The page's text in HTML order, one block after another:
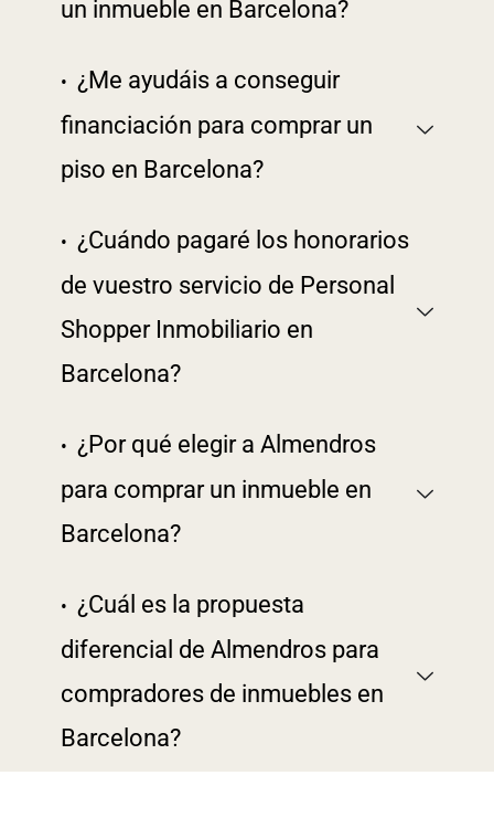
un inmueble en Barcelona?
¿Me ayudáis a conseguir
financiación para comprar un
piso en Barcelona?
¿Cuándo pagaré los honorarios
de vuestro servicio de Personal
Shopper Inmobiliario en
Barcelona?
¿Por qué elegir a Almendros
para comprar un inmueble en
Barcelona?
¿Cuál es la propuesta
diferencial de Almendros para
compradores de inmuebles en
Barcelona?